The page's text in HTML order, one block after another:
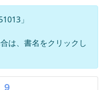
」
は、書名をクリックし